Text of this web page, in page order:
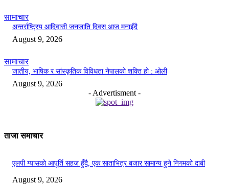
सामाचार
अन्तर्राष्ट्रिय आदिवासी जनजाति दिवस आज मनाइँदै
August 9, 2026
सामाचार
जातीय, भाषिक र सांस्कृतिक विविधता नेपालको शक्ति हो : ओली
August 9, 2026
- Advertisment -
ताजा समाचार
एलपी ग्यासको आपूर्ति सहज हुँदै, एक साताभित्र बजार सामान्य हुने निगमको दाबी
August 9, 2026